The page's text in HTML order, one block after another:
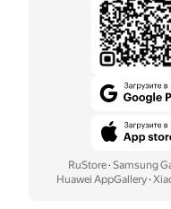
RuStore· Samsung
Huawei AppGallery·